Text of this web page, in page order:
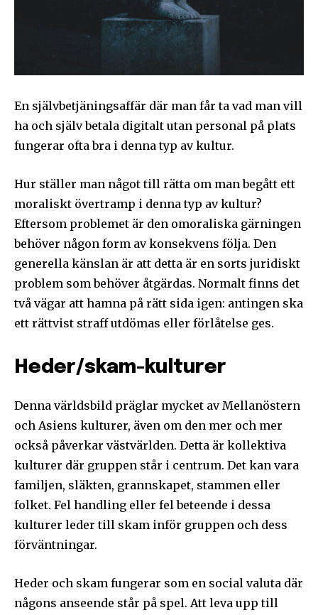
En självbetjäningsaffär där man får ta vad man vill
ha och själv betala digitalt utan personal på plats
fungerar ofta bra i denna typ av kultur.
Hur ställer man något till rätta om man begått ett
moraliskt övertramp i denna typ av kultur?
Eftersom problemet är den omoraliska gärningen
behöver någon form av konsekvens följa. Den
generella känslan är att detta är en sorts juridiskt
problem som behöver åtgärdas. Normalt finns det
två vägar att hamna på rätt sida igen: antingen ska
ett rättvist straff utdömas eller förlåtelse ges.
Heder/skam-kulturer
Denna världsbild präglar mycket av Mellanöstern
och Asiens kulturer, även om den mer och mer
också påverkar västvärlden. Detta är kollektiva
kulturer där gruppen står i centrum. Det kan vara
familjen, släkten, grannskapet, stammen eller
folket. Fel handling eller fel beteende i dessa
kulturer leder till skam inför gruppen och dess
förväntningar.
Heder och skam fungerar som en social valuta där
någons anseende står på spel. Att leva upp till